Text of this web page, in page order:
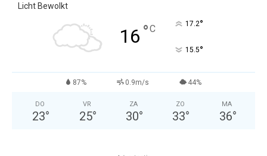
Licht Bewolkt
16 °C 17.2°
15.5°
87% 0.9m/s 44%
DO
23°
VR
25°
ZA
30°
ZO
33°
MA
36°